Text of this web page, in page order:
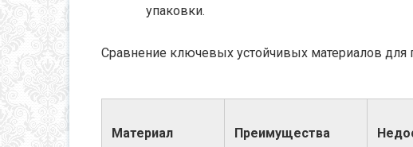
упаковки.
Сравнение ключевых устойчивых материалов для
Материал Преимущества